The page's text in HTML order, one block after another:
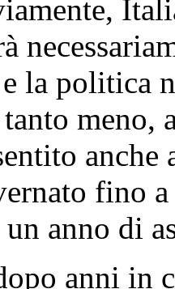
la politica
meno,
anche
fino
un anno di
anni in